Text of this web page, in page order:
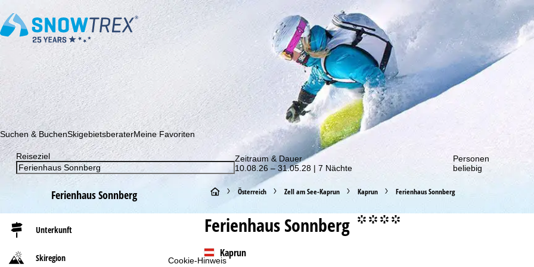
Cookie-Hinweis
Abonnieren Sie unseren Newsletter und erfahren Sie als Erster von unseren Rabatt-Aktionen!
Suchen & BuchenSkigebietsberaterMeine Favoriten
Reiseziel
Zeitraum & Dauer
10.08.26 – 31.05.28 | 7 Nächte
Personen
beliebig
Ferienhaus Sonnberg
Unterkunft
Skiregion
S
t
r
Österreich Zell am See-Kaprun Kaprun Ferienhaus Sonnberg
Ferienhaus Sonnberg °°°°
Kaprun